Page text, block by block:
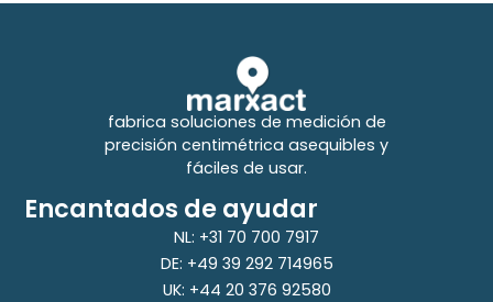
fabrica soluciones de medición de
precisión centimétrica asequibles y
fáciles de usar.
Encantados de ayudar
NL: +31 70 700 7917
DE: +49 39 292 714965
UK: +44 20 376 92580